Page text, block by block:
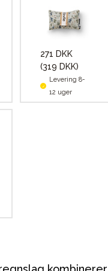
271 DKK
(319 DKK)
Levering 8-
12 uger